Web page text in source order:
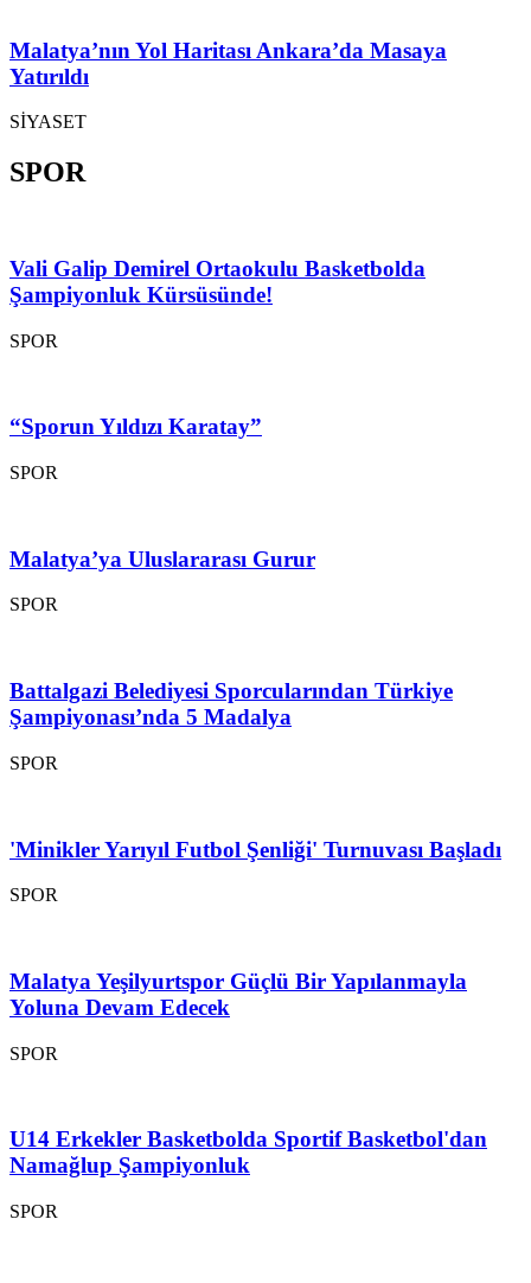
Malatya’nın Yol Haritası Ankara’da Masaya
Yatırıldı
SİYASET
SPOR
Vali Galip Demirel Ortaokulu Basketbolda
Şampiyonluk Kürsüsünde!
SPOR
“Sporun Yıldızı Karatay”
SPOR
Malatya’ya Uluslararası Gurur
SPOR
Battalgazi Belediyesi Sporcularından Türkiye
Şampiyonası’nda 5 Madalya
SPOR
'Minikler Yarıyıl Futbol Şenliği' Turnuvası Başladı
SPOR
Malatya Yeşilyurtspor Güçlü Bir Yapılanmayla
Yoluna Devam Edecek
SPOR
U14 Erkekler Basketbolda Sportif Basketbol'dan
Namağlup Şampiyonluk
SPOR